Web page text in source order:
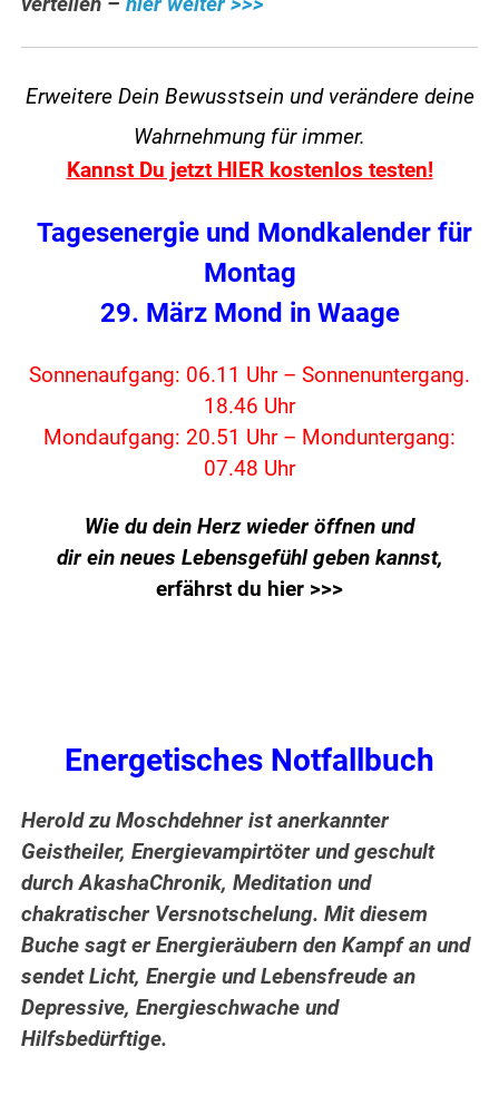
Erweitere Dein Bewusstsein und verändere deine
Wahrnehmung für immer.
Kannst Du jetzt HIER kostenlos testen!
Tagesenergie und Mondkalender für
Montag
29. März Mond in Waage
Sonnenaufgang: 06.11 Uhr – Sonnenuntergang.
18.46 Uhr
Mondaufgang: 20.51 Uhr – Monduntergang:
07.48 Uhr
Wie du dein Herz wieder öffnen und
dir ein neues Lebensgefühl geben kannst,
erfährst du hier >>>
Energetisches Notfallbuch
Herold zu Moschdehner ist anerkannter
Geistheiler, Energievampirtöter und geschult
durch AkashaChronik, Meditation und
chakratischer Versnotschelung. Mit diesem
Buche sagt er Energieräubern den Kampf an und
sendet Licht, Energie und Lebensfreude an
Depressive, Energieschwache und
Hilfsbedürftige.